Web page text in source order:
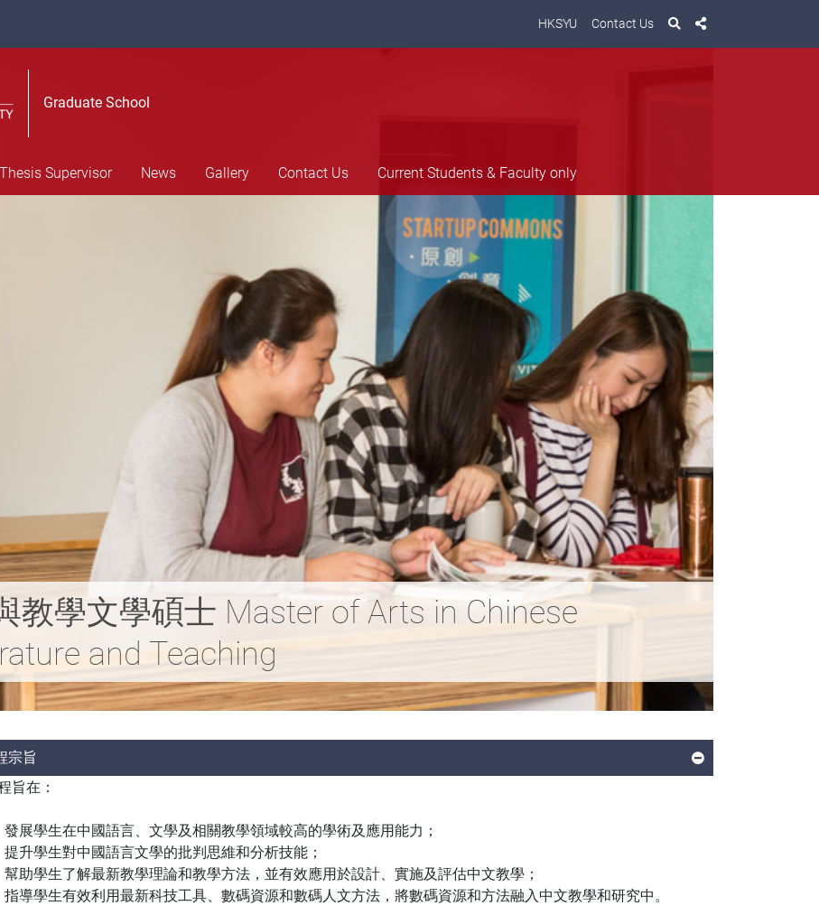
HKSYU Contact Us
Graduate School
Thesis Supervisor News Gallery Contact Us Current Students & Faculty only
教學文學碩士 Master of Arts in Chinese
and Teaching
宗旨
旨在：
發展學生在中國語言、文學及相關教學領域較高的學術及應用能力；
提升學生對中國語言文學的批判思維和分析技能；
幫助學生了解最新教學理論和教學方法，並有效應用於設計、實施及評估中文教學；
指導學生有效利用最新科技工具、數碼資源和數碼人文方法，將數碼資源和方法融入中文教學和研究中。